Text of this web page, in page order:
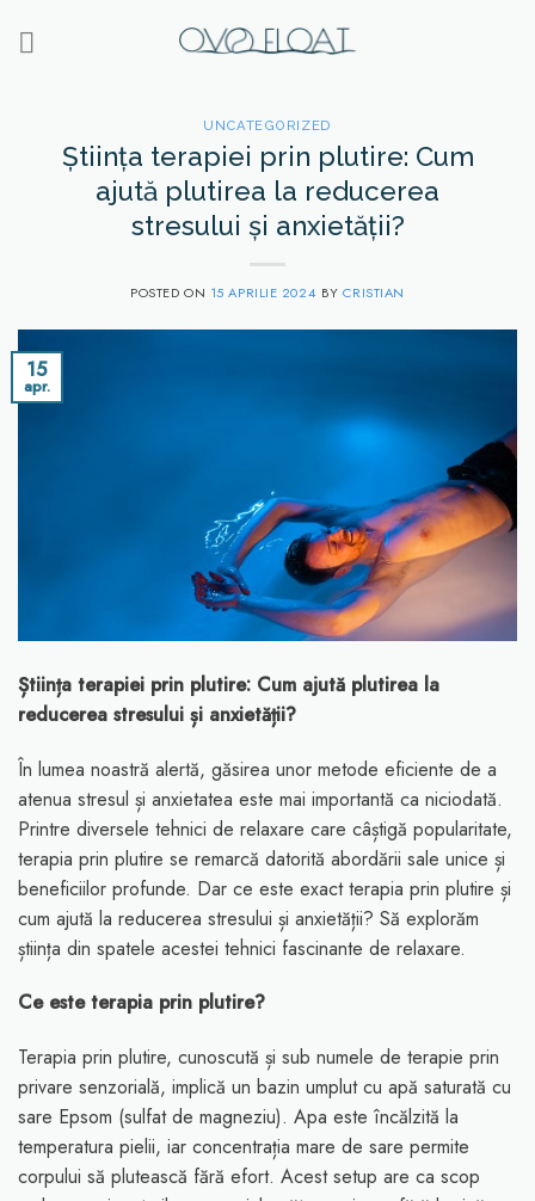
UNCATEGORIZED
Știința terapiei prin plutire: Cum
ajută plutirea la reducerea
stresului și anxietății?
POSTED ON 15 APRILIE 2024 BYCRISTIAN
15
apr.
Știința terapiei prin plutire: Cum ajută plutirea la
reducerea stresului și anxietății?
În lumea noastră alertă, găsirea unor metode eficiente de a
atenua stresul și anxietatea este mai importantă ca niciodată.
Printre diversele tehnici de relaxare care câștigă popularitate,
terapia prin plutire se remarcă datorită abordării sale unice și
beneficiilor profunde. Dar ce este exact terapia prin plutire și
cum ajută la reducerea stresului și anxietății? Să explorăm
știința din spatele acestei tehnici fascinante de relaxare.
Ce este terapia prin plutire?
Terapia prin plutire, cunoscută și sub numele de terapie prin
privare senzorială, implică un bazin umplut cu apă saturată cu
sare Epsom (sulfat de magneziu). Apa este încălzită la
temperatura pielii, iar concentrația mare de sare permite
corpului să plutească fără efort. Acest setup are ca scop